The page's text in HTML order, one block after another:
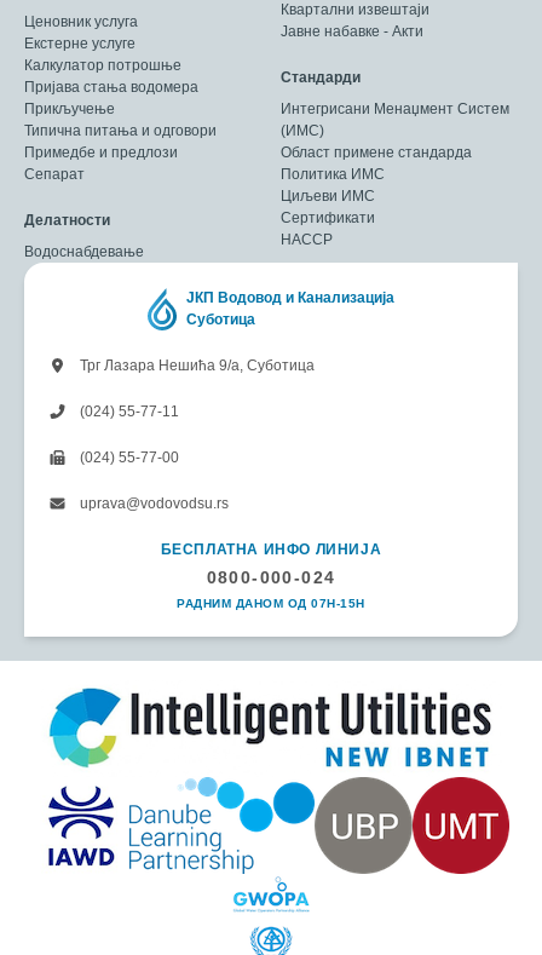
Ценовник услуга
Екстерне услуге
Калкулатор потрошње
Пријава стања водомера
Прикључење
Типична питања и одговори
Примедбе и предлози
Сепарат
Делатности
Водоснабдевање
Квартални извештаји
Јавне набавке - Акти
Стандарди
Интегрисани Менаџмент Систем
(ИМС)
Област примене стандарда
Политика ИМС
Циљеви ИМС
Сертификати
HACCP
ЈКП Водовод и Канализација
Суботица
Трг Лазара Нешића 9/а, Суботица
(024) 55-77-11
(024) 55-77-00
uprava@vodovodsu.rs
БЕСПЛАТНА ИНФО ЛИНИЈА
0800-000-024
РАДНИМ ДАНОМ ОД 07H-15H